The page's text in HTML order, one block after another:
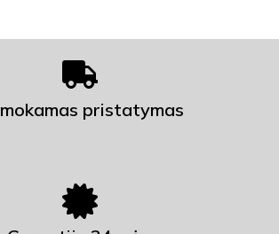
pristatymas